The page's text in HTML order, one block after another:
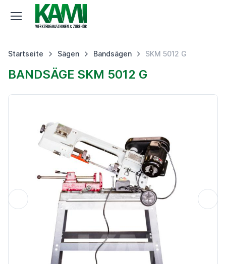
Startseite Sägen Bandsägen SKM 5012 G
BANDSÄGE SKM 5012 G